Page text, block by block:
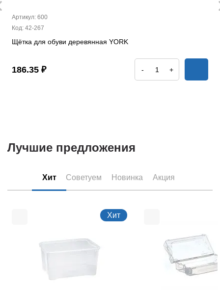
Артикул: 600
Код: 42-267
Щётка для обуви деревянная YORK
186.35 ₽ - +
Лучшие предложения
Хит Советуем Новинка Акция
Хит